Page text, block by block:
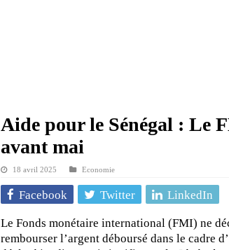
Aide pour le Sénégal : Le
avant mai
18 avril 2025 Economie
Facebook Twitter LinkedIn
Le Fonds monétaire international (FMI) ne
rembourser l’argent déboursé dans le cadre